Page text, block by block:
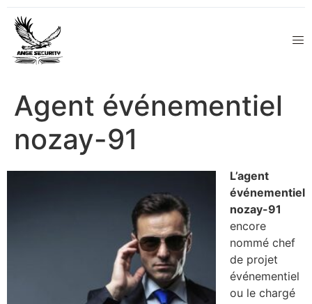
Agent événementiel
nozay-91
L’agent
événementiel
nozay-91
encore
nommé chef
de projet
événementiel
ou le chargé